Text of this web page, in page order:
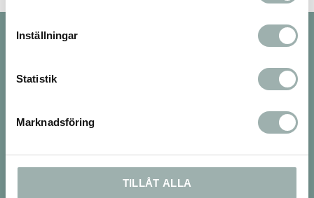
Inställningar
Statistik
Marknadsföring
TILLÅT ALLA